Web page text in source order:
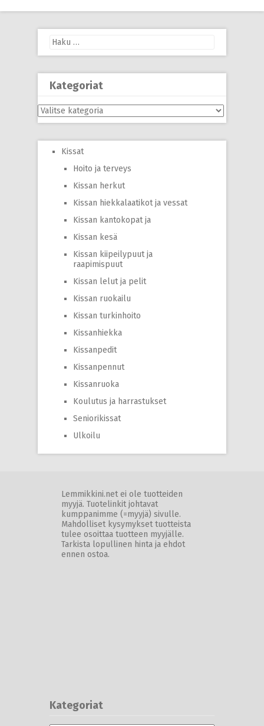
Haku:
Kategoriat
Kategoriat
Kissat
Hoito ja terveys
Kissan herkut
Kissan hiekkalaatikot ja vessat
Kissan kantokopat ja
Kissan kesä
Kissan kiipeilypuut ja
raapimispuut
Kissan lelut ja pelit
Kissan ruokailu
Kissan turkinhoito
Kissanhiekka
Kissanpedit
Kissanpennut
Kissanruoka
Koulutus ja harrastukset
Seniorikissat
Ulkoilu
Lemmikkini.net ei ole tuotteiden
myyjä. Tuotelinkit johtavat
kumppanimme (=myyjä) sivulle.
Mahdolliset kysymykset tuotteista
tulee osoittaa tuotteen myyjälle.
Tarkista lopullinen hinta ja ehdot
ennen ostoa.
Kategoriat